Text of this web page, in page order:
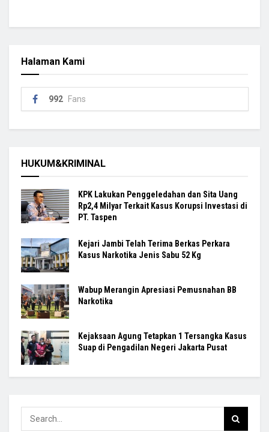
Halaman Kami
992 Fans
HUKUM&KRIMINAL
KPK Lakukan Penggeledahan dan Sita Uang
Rp2,4 Milyar Terkait Kasus Korupsi Investasi di
PT. Taspen
Kejari Jambi Telah Terima Berkas Perkara
Kasus Narkotika Jenis Sabu 52 Kg
Wabup Merangin Apresiasi Pemusnahan BB
Narkotika
Kejaksaan Agung Tetapkan 1 Tersangka Kasus
Suap di Pengadilan Negeri Jakarta Pusat